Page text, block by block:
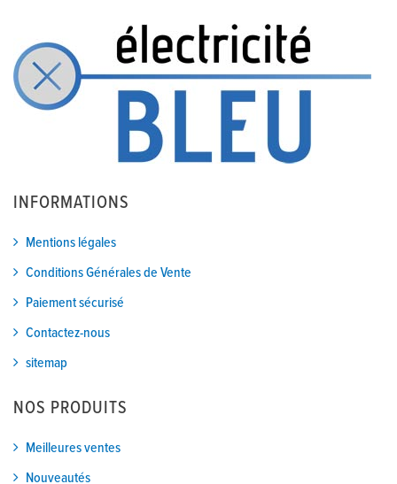
INFORMATIONS
Mentions légales
Conditions Générales de Vente
Paiement sécurisé
Contactez-nous
sitemap
NOS PRODUITS
Meilleures ventes
Nouveautés